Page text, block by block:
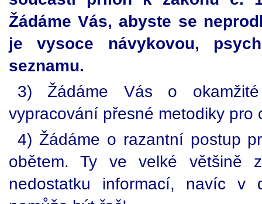
Žádáme Vás, abyste se
je vysoce návykovou,
seznamu.
3) Žádáme Vás o
vypracování přesné metodiky
4) Žádáme o razantní postup
obětem. Ty ve velké většině
nedostatku informací, navíc v